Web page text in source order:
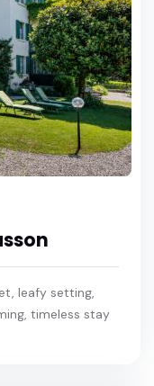
leafy setting,
timeless stay